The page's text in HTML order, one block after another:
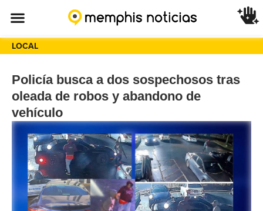
LOCAL
Policía busca a dos sospechosos tras
oleada de robos y abandono de
vehículo